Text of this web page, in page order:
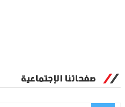
صفحاتنا الإجتماعية